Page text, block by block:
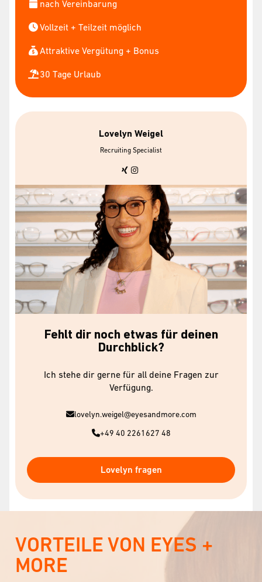
nach Vereinbarung
Vollzeit + Teilzeit möglich
Attraktive Vergütung + Bonus
30 Tage Urlaub
Lovelyn Weigel
Recruiting Specialist
Fehlt dir noch etwas für deinen
Durchblick?
Ich stehe dir gerne für all deine Fragen zur
Verfügung.
lovelyn.weigel@eyesandmore.com
+49 40 2261627 48
Lovelyn fragen
VORTEILE VON EYES +
MORE